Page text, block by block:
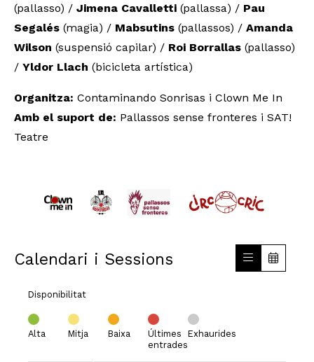
(pallasso) / Jimena Cavalletti (pallassa) / Pau
Segalés (magia) / Mabsutins (pallassos) / Amanda
Wilson (suspensió capilar) / Roi Borrallas (pallasso)
/ Yldor Llach (bicicleta artística)
Organitza: Contaminando Sonrisas i Clown Me In
Amb el suport de: Pallassos sense fronteres i SAT!
Teatre
Calendari i Sessions
Disponibilitat
Alta Mitja Baixa
Últimes
entrades
Exhaurides